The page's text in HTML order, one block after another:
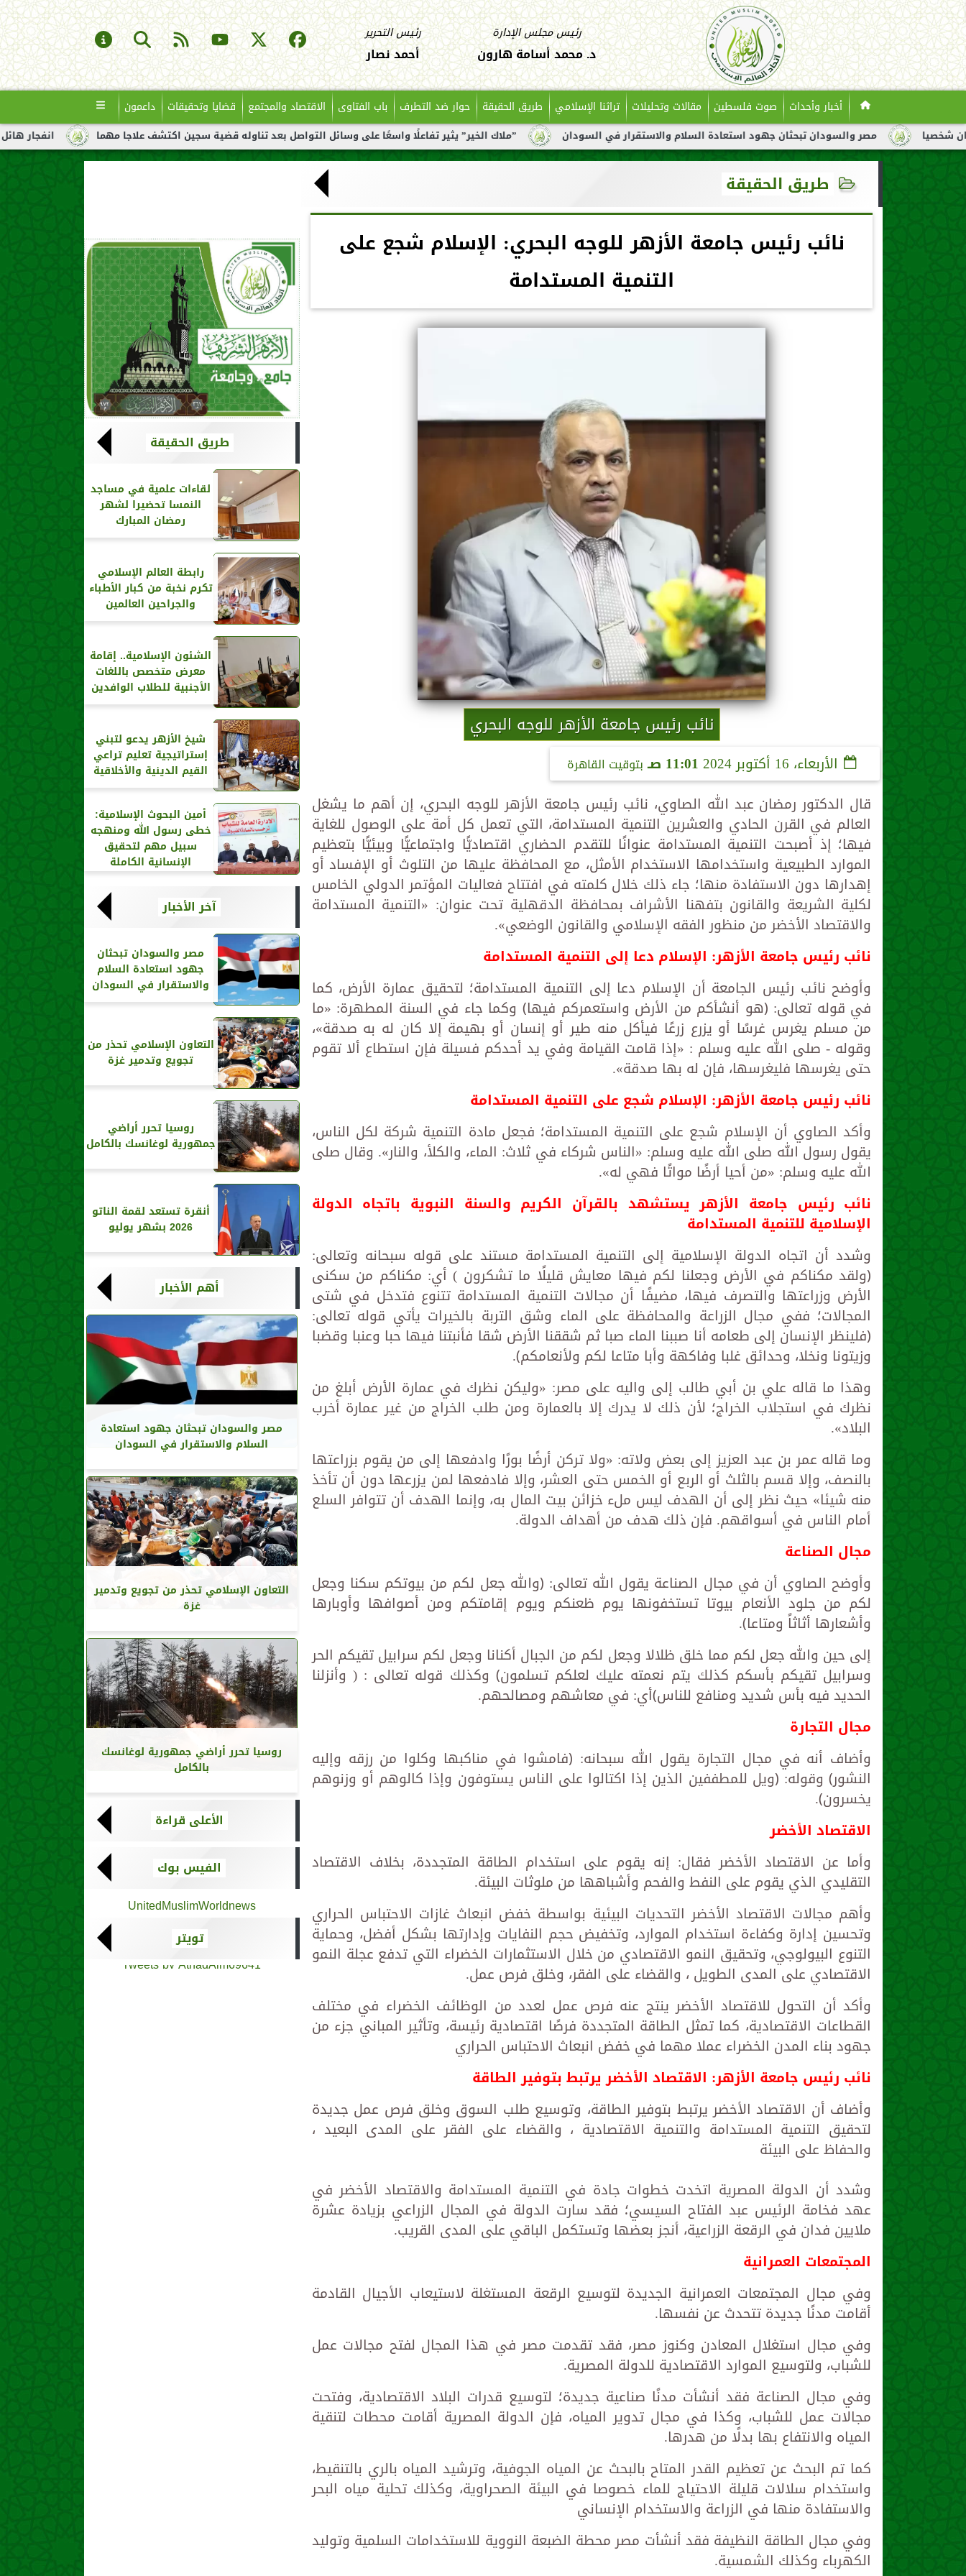
رئيس مجلس الإدارة
د. محمد أسامة هارون
رئيس التحرير
أحمد نصار
أخبار وأحداث صوت فلسطين مقالات وتحليلات تراثنا الإسلامي طريق الحقيقة حوار ضد التطرف باب الفتاوى الاقتصاد والمجتمع قضايا وتحقيقات داعمون
انفجار هائل لناقلة نفط ”ملاك الخير” يثير تفاعلًا واسعًا على وسائل التواصل بعد تناوله قضية سجين اكتشف علاجا مهما مصر والسودان تبحثان جهود استعادة السلام والاستقرار في السودان
طريق الحقيقة
نائب رئيس جامعة الأزهر للوجه البحري: الإسلام شجع على
التنمية المستدامة
نائب رئيس جامعة الأزهر للوجه البحري
الأربعاء، 16 أكتوبر 2024 11:01 صـ بتوقيت القاهرة
قال الدكتور رمضان عبد الله الصاوي، نائب رئيس جامعة الأزهر للوجه البحري، إن أهم ما يشغل
العالم في القرن الحادي والعشرين التنمية المستدامة، التي تعمل كل أمة على الوصول للغاية
فيها؛ إذ أصبحت التنمية المستدامة عنوانًا للتقدم الحضاري اقتصاديًّا واجتماعيًّا وبيئيًّا بتعظيم
الموارد الطبيعية واستخدامها الاستخدام الأمثل، مع المحافظة عليها من التلوث أو الإفساد أو
إهدارها دون الاستفادة منها؛ جاء ذلك خلال كلمته في افتتاح فعاليات المؤتمر الدولي الخامس
لكلية الشريعة والقانون بتفهنا الأشراف بمحافظة الدقهلية تحت عنوان: «التنمية المستدامة
والاقتصاد الأخضر من منظور الفقه الإسلامي والقانون الوضعي».
نائب رئيس جامعة الأزهر: الإسلام دعا إلى التنمية المستدامة
وأوضح نائب رئيس الجامعة أن الإسلام دعا إلى التنمية المستدامة؛ لتحقيق عمارة الأرض، كما
في قوله تعالى: ﴿هو أنشأكم من الأرض واستعمركم فيها﴾ وكما جاء في السنة المطهرة: «ما
من مسلم يغرس غرسًا أو يزرع زرعًا فيأكل منه طير أو إنسان أو بهيمة إلا كان له به صدقة»،
وقوله - صلى الله عليه وسلم : «إذا قامت القيامة وفي يد أحدكم فسيلة فإن استطاع ألا تقوم
حتى يغرسها فليغرسها، فإن له بها صدقة».
نائب رئيس جامعة الأزهر: الإسلام شجع على التنمية المستدامة
وأكد الصاوي أن الإسلام شجع على التنمية المستدامة؛ فجعل مادة التنمية شركة لكل الناس،
يقول رسول الله صلى الله عليه وسلم: «الناس شركاء في ثلاث: الماء، والكلأ، والنار». وقال صلى
الله عليه وسلم: «من أحيا أرضًا مواتًا فهي له».
نائب رئيس جامعة الأزهر يستشهد بالقرآن الكريم والسنة النبوية باتجاه الدولة
الإسلامية للتنمية المستدامة
وشدد أن اتجاه الدولة الإسلامية إلى التنمية المستدامة مستند على قوله سبحانه وتعالى:
﴿ولقد مكناكم في الأرض وجعلنا لكم فيها معايش قليلًا ما تشكرون ) أي: مكناكم من سكنى
الأرض وزراعتها والتصرف فيها، مضيفًا أن مجالات التنمية المستدامة تتنوع فتدخل في شتى
المجالات؛ ففي مجال الزراعة والمحافظة على الماء وشق التربة بالخيرات يأتي قوله تعالى:
﴿فلينظر الإنسان إلى طعامه أنا صببنا الماء صبا ثم شققنا الأرض شقا فأنبتنا فيها حبا وعنبا وقضبا
وزيتونا ونخلا، وحدائق غلبا وفاكهة وأبا متاعا لكم ولأنعامكم﴾.
وهذا ما قاله علي بن أبي طالب إلى واليه على مصر: «وليكن نظرك في عمارة الأرض أبلغ من
نظرك في استجلاب الخراج؛ لأن ذلك لا يدرك إلا بالعمارة ومن طلب الخراج من غير عمارة أخرب
البلاد».
وما قاله عمر بن عبد العزيز إلى بعض ولاته: «ولا تركن أرضًا بورًا وادفعها إلى من يقوم بزراعتها
بالنصف، وإلا قسم بالثلث أو الربع أو الخمس حتى العشر، وإلا فادفعها لمن يزرعها دون أن تأخذ
منه شيئا» حيث نظر إلى أن الهدف ليس ملء خزائن بيت المال به، وإنما الهدف أن تتوافر السلع
أمام الناس في أسواقهم. فإن ذلك هدف من أهداف الدولة.
مجال الصناعة
وأوضح الصاوي أن في مجال الصناعة يقول الله تعالى: ﴿والله جعل لكم من بيوتكم سكنا وجعل
لكم من جلود الأنعام بيوتا تستخفونها يوم ظعنكم ويوم إقامتكم ومن أصوافها وأوبارها
وأشعارها أثاثاً ومتاعا﴾.
إلى حين والله جعل لكم مما خلق ظلالا وجعل لكم من الجبال أكنانا وجعل لكم سرابيل تقيكم الحر
وسرابيل تقيكم بأسكم كذلك يتم نعمته عليك لعلكم تسلمون﴾ وكذلك قوله تعالى : ( وأنزلنا
الحديد فيه بأس شديد ومنافع للناس﴾أي: في معاشهم ومصالحهم.
مجال التجارة
وأضاف أنه في مجال التجارة يقول الله سبحانه: ﴿فامشوا في مناكبها وكلوا من رزقه وإليه
النشور﴾ وقوله: ﴿ويل للمطففين الذين إذا اكتالوا على الناس يستوفون وإذا كالوهم أو وزنوهم
يخسرون﴾.
الاقتصاد الأخضر
وأما عن الاقتصاد الأخضر فقال: إنه يقوم على استخدام الطاقة المتجددة، بخلاف الاقتصاد
التقليدي الذي يقوم على النفط والفحم وأشباهها من ملوثات البيئة.
وأهم مجالات الاقتصاد الأخضر التحديات البيئية بواسطة خفض انبعاث غازات الاحتباس الحراري
وتحسين إدارة وكفاءة استخدام الموارد، وتخفيض حجم النفايات وإدارتها بشكل أفضل، وحماية
التنوع البيولوجي، وتحقيق النمو الاقتصادي من خلال الاستثمارات الخضراء التي تدفع عجلة النمو
الاقتصادي على المدى الطويل ، والقضاء على الفقر، وخلق فرص عمل.
وأكد أن التحول للاقتصاد الأخضر ينتج عنه فرص عمل لعدد من الوظائف الخضراء في مختلف
القطاعات الاقتصادية، كما تمثل الطاقة المتجددة فرصًا اقتصادية رئيسة، وتأثير المباني جزء من
جهود بناء المدن الخضراء عملا مهما في خفض انبعاث الاحتباس الحراري
نائب رئيس جامعة الأزهر: الاقتصاد الأخضر يرتبط بتوفير الطاقة
وأضاف أن الاقتصاد الأخضر يرتبط بتوفير الطاقة، وتوسيع طلب السوق وخلق فرص عمل جديدة
لتحقيق التنمية المستدامة والتنمية الاقتصادية ، والقضاء على الفقر على المدى البعيد ،
والحفاظ على البيئة
وشدد أن الدولة المصرية اتخدت خطوات جادة في التنمية المستدامة والاقتصاد الأخضر في
عهد فخامة الرئيس عبد الفتاح السيسي؛ فقد سارت الدولة في المجال الزراعي بزيادة عشرة
ملايين فدان في الرقعة الزراعية، أنجز بعضها وتستكمل الباقي على المدى القريب.
المجتمعات العمرانية
وفي مجال المجتمعات العمرانية الجديدة لتوسيع الرقعة المستغلة لاستيعاب الأجيال القادمة
أقامت مدنًا جديدة تتحدث عن نفسها.
وفي مجال استغلال المعادن وكنوز مصر، فقد تقدمت مصر في هذا المجال لفتح مجالات عمل
للشباب، ولتوسيع الموارد الاقتصادية للدولة المصرية.
وفي مجال الصناعة فقد أنشأت مدنًا صناعية جديدة؛ لتوسيع قدرات البلاد الاقتصادية، وفتحت
مجالات عمل للشباب، وكذا في مجال تدوير المياه، فإن الدولة المصرية أقامت محطات لتنقية
المياه والانتفاع بها بدلًا من هدرها.
كما تم البحث عن تعظيم القدر المتاح بالبحث عن المياه الجوفية، وترشيد المياه بالري بالتنقيط،
واستخدام سلالات قليلة الاحتياج للماء خصوصا في البيئة الصحراوية، وكذلك تحلية مياه البحر
والاستفادة منها في الزراعة والاستخدام الإنساني
وفي مجال الطاقة النظيفة فقد أنشأت مصر محطة الضبعة النووية للاستخدامات السلمية وتوليد
الكهرباء وكذلك الشمسية.
طريق الحقيقة
لقاءات علمية في مساجد
النمسا تحضيرا لشهر
رمضان المبارك
رابطة العالم الإسلامي
تكرم نخبة من كبار الأطباء
والجراحين العالمين
الشئون الإسلامية.. إقامة
معرض متخصص باللغات
الأجنبية للطلاب الوافدين
شيخ الأزهر يدعو لتبني
إستراتيجية تعليم تراعي
القيم الدينية والأخلاقية
أمين البحوث الإسلامية:
خطى رسول الله ومنهجه
سبيل مهم لتحقيق
الإنسانية الكاملة
آخر الأخبار
مصر والسودان تبحثان
جهود استعادة السلام
والاستقرار في السودان
التعاون الإسلامي تحذر من
تجويع وتدمير غزة
روسيا تحرر أراضي
جمهورية لوغانسك بالكامل
أنقرة تستعد لقمة الناتو
2026 بشهر يوليو
أهم الأخبار
مصر والسودان تبحثان جهود استعادة
السلام والاستقرار في السودان
التعاون الإسلامي تحذر من تجويع وتدمير
غزة
روسيا تحرر أراضي جمهورية لوغانسك
بالكامل
الأعلى قراءة
الفيس بوك
UnitedMuslimWorldnews
تويتر
Tweets by AthadAlm69641